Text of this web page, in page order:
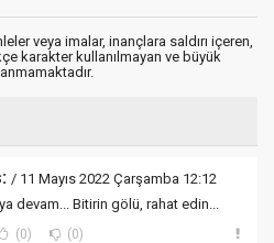
veya imalar, inançlara saldırı içeren,
karakter kullanılmayan ve büyük
/ 11 Mayıs 2022 Çarşamba 12:12
devam... Bitirin gölü, rahat edin...
(0) (0)